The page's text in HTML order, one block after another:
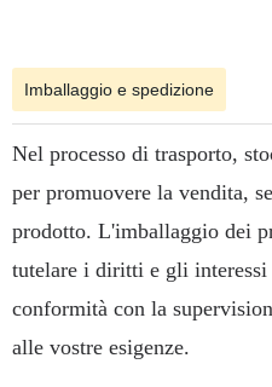
Imballaggio e spedizione
Nel processo di trasporto,
per promuovere la vendita,
prodotto. L'imballaggio dei
tutelare i diritti e gli
conformità con la
alle vostre esigenze.